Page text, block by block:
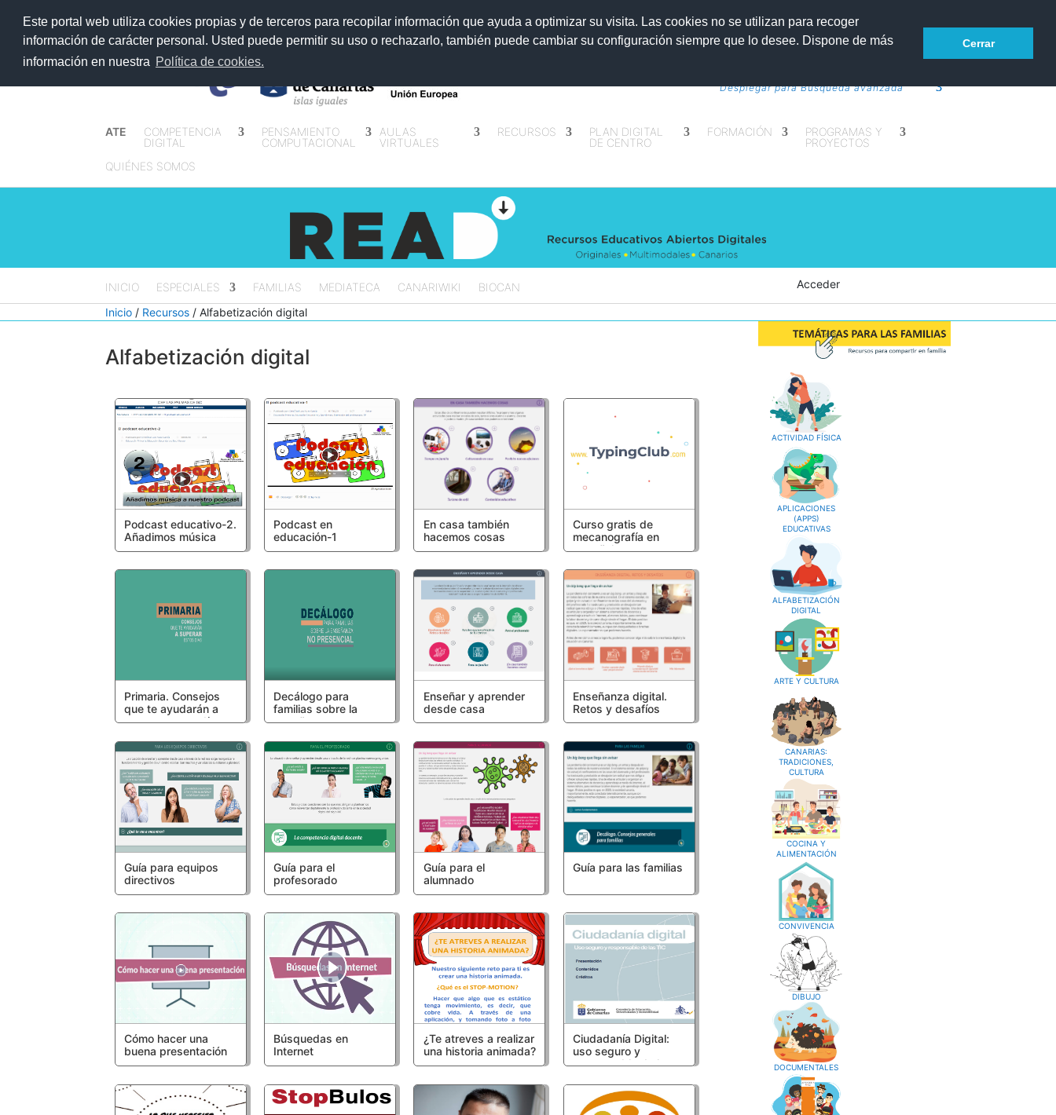
Este portal web utiliza cookies propias y de terceros para recopilar información que ayuda a optimizar su visita. Las cookies no se utilizan para recoger
información de carácter personal. Usted puede permitir su uso o rechazarlo, también puede cambiar su configuración siempre que lo desee. Dispone de más
información en nuestra Política de cookies.
Cerrar
Desplegar para Búsqueda avanzada
ATE
COMPETENCIA
DIGITAL
PENSAMIENTO
COMPUTACIONAL
AULAS
VIRTUALES
RECURSOS
PLAN DIGITAL
DE CENTRO
FORMACIÓN
PROGRAMAS Y
PROYECTOS
QUIÉNES SOMOS
INICIO ESPECIALES FAMILIAS MEDIATECA CANARIWIKI BIOCAN Acceder
Inicio / Recursos / Alfabetización digital
Alfabetización digital
Podcast educativo-2.
Añadimos música
Podcast en
educación-1
En casa también
hacemos cosas
Curso gratis de
mecanografía en
español
Primaria. Consejos
que te ayudarán a
superar estos días
Decálogo para
familias sobre la
enseñanza no
Enseñar y aprender
desde casa
Enseñanza digital.
Retos y desafíos
Guía para equipos
directivos
Guía para el
profesorado
Guía para el
alumnado
Guía para las familias
Cómo hacer una
buena presentación
Búsquedas en
Internet
¿Te atreves a realizar
una historia animada?
Ciudadanía Digital:
uso seguro y
responsable de las
ACTIVIDAD FÍSICA
APLICACIONES
(APPS)
EDUCATIVAS
ALFABETIZACIÓN
DIGITAL
ARTE Y CULTURA
CANARIAS:
TRADICIONES,
CULTURA
COCINA Y
ALIMENTACIÓN
CONVIVENCIA
DIBUJO
DOCUMENTALES